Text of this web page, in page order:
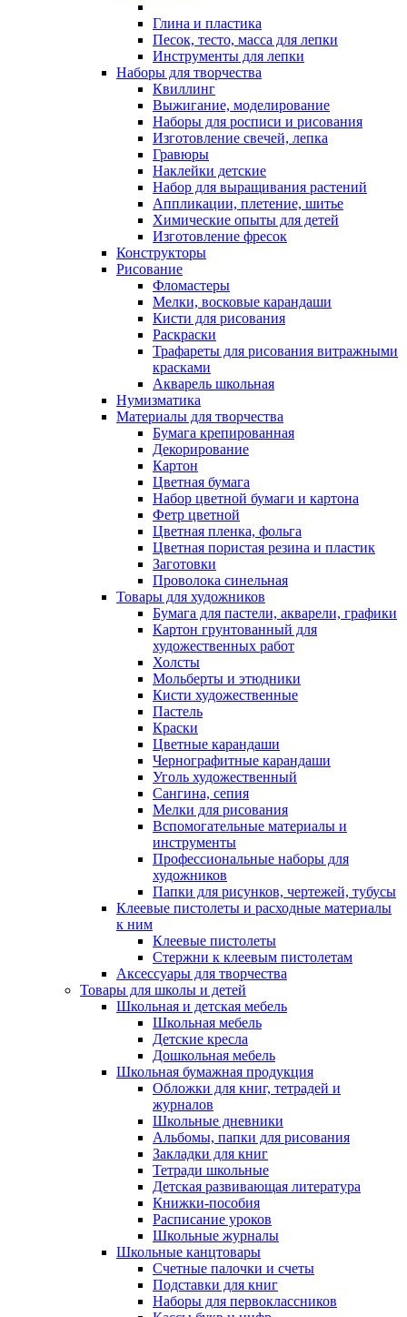
Глина и пластика
Песок, тесто, масса для лепки
Инструменты для лепки
Наборы для творчества
Квиллинг
Выжигание, моделирование
Наборы для росписи и рисования
Изготовление свечей, лепка
Гравюры
Наклейки детские
Набор для выращивания растений
Аппликации, плетение, шитье
Химические опыты для детей
Изготовление фресок
Конструкторы
Рисование
Фломастеры
Мелки, восковые карандаши
Кисти для рисования
Раскраски
Трафареты для рисования витражными
красками
Акварель школьная
Нумизматика
Материалы для творчества
Бумага крепированная
Декорирование
Картон
Цветная бумага
Набор цветной бумаги и картона
Фетр цветной
Цветная пленка, фольга
Цветная пористая резина и пластик
Заготовки
Проволока синельная
Товары для художников
Бумага для пастели, акварели, графики
Картон грунтованный для
художественных работ
Холсты
Мольберты и этюдники
Кисти художественные
Пастель
Краски
Цветные карандаши
Чернографитные карандаши
Уголь художественный
Сангина, сепия
Мелки для рисования
Вспомогательные материалы и
инструменты
Профессиональные наборы для
художников
Папки для рисунков, чертежей, тубусы
Клеевые пистолеты и расходные материалы
к ним
Клеевые пистолеты
Стержни к клеевым пистолетам
Аксессуары для творчества
Товары для школы и детей
Школьная и детская мебель
Школьная мебель
Детские кресла
Дошкольная мебель
Школьная бумажная продукция
Обложки для книг, тетрадей и
журналов
Школьные дневники
Альбомы, папки для рисования
Закладки для книг
Тетради школьные
Детская развивающая литература
Книжки-пособия
Расписание уроков
Школьные журналы
Школьные канцтовары
Счетные палочки и счеты
Подставки для книг
Наборы для первоклассников